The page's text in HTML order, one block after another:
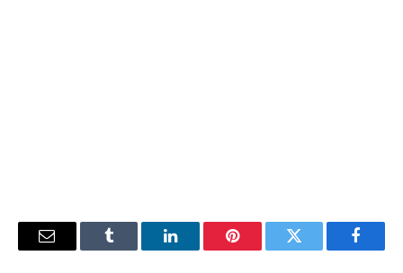
فيسبوك تويتر بينتيريستلينكدإن Tumblr
البريد